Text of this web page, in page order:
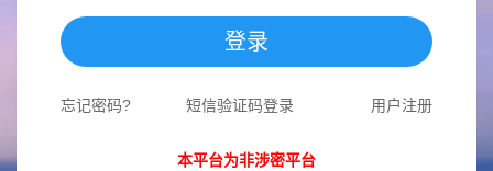
登录
短信验证码登录 用户注册
忘记密码?
本平台为非涉密平台